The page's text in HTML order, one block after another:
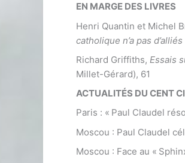
EN MARGE DES LIVRES
Henri Quantin et Michel
catholique n’a pas d’alliés
Richard Griffiths, Essais
Millet-Gérard), 61
ACTUALITÉS DU CENT
Paris : « Paul Claudel
Moscou : Paul Claudel
Moscou : Face au «